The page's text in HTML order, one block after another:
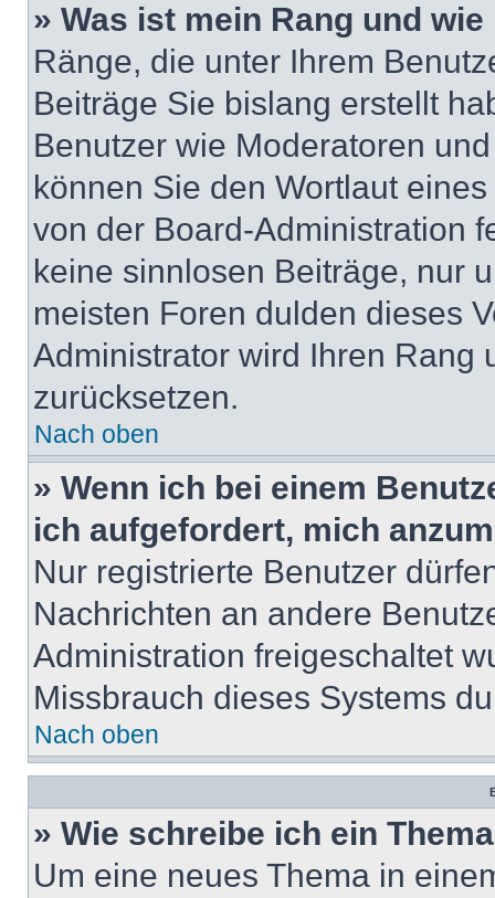
» Was ist mein Rang und
Ränge, die unter Ihrem
Beiträge Sie bislang erstellt
Benutzer wie Moderatoren
können Sie den Wortlaut
von der Board-Administration
keine sinnlosen Beiträge, nur
meisten Foren dulden dieses
Administrator wird Ihren Rang
zurücksetzen.
Nach oben
» Wenn ich bei einem
ich aufgefordert, mich
Nur registrierte Benutzer
Nachrichten an andere
Administration freigeschaltet
Missbrauch dieses Systems
Nach oben
» Wie schreibe ich ein
Um eine neues Thema in